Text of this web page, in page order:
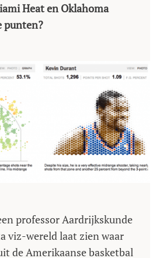
Heat en Oklahoma
punten?
professor Aardrijkskunde
viz-wereld laat zien waar
de Amerikaanse basketbal